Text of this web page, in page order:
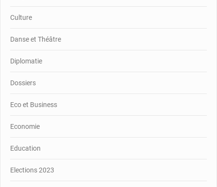
Culture
Danse et Théâtre
Diplomatie
Dossiers
Eco et Business
Economie
Education
Elections 2023